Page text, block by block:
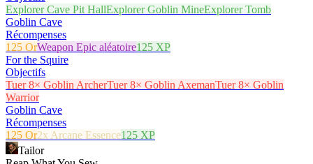
Explorer Cave Pit HallExplorer Goblin MineExplorer Tomb
Goblin Cave
Récompenses
125 OrWeapon Epic aléatoire125 XP
For the Squire
Objectifs
Tuer 8× Goblin ArcherTuer 8× Goblin AxemanTuer 8× Goblin
Warrior
Goblin Cave
Récompenses
125 Or2x Arcane Essence125 XP
Tailor